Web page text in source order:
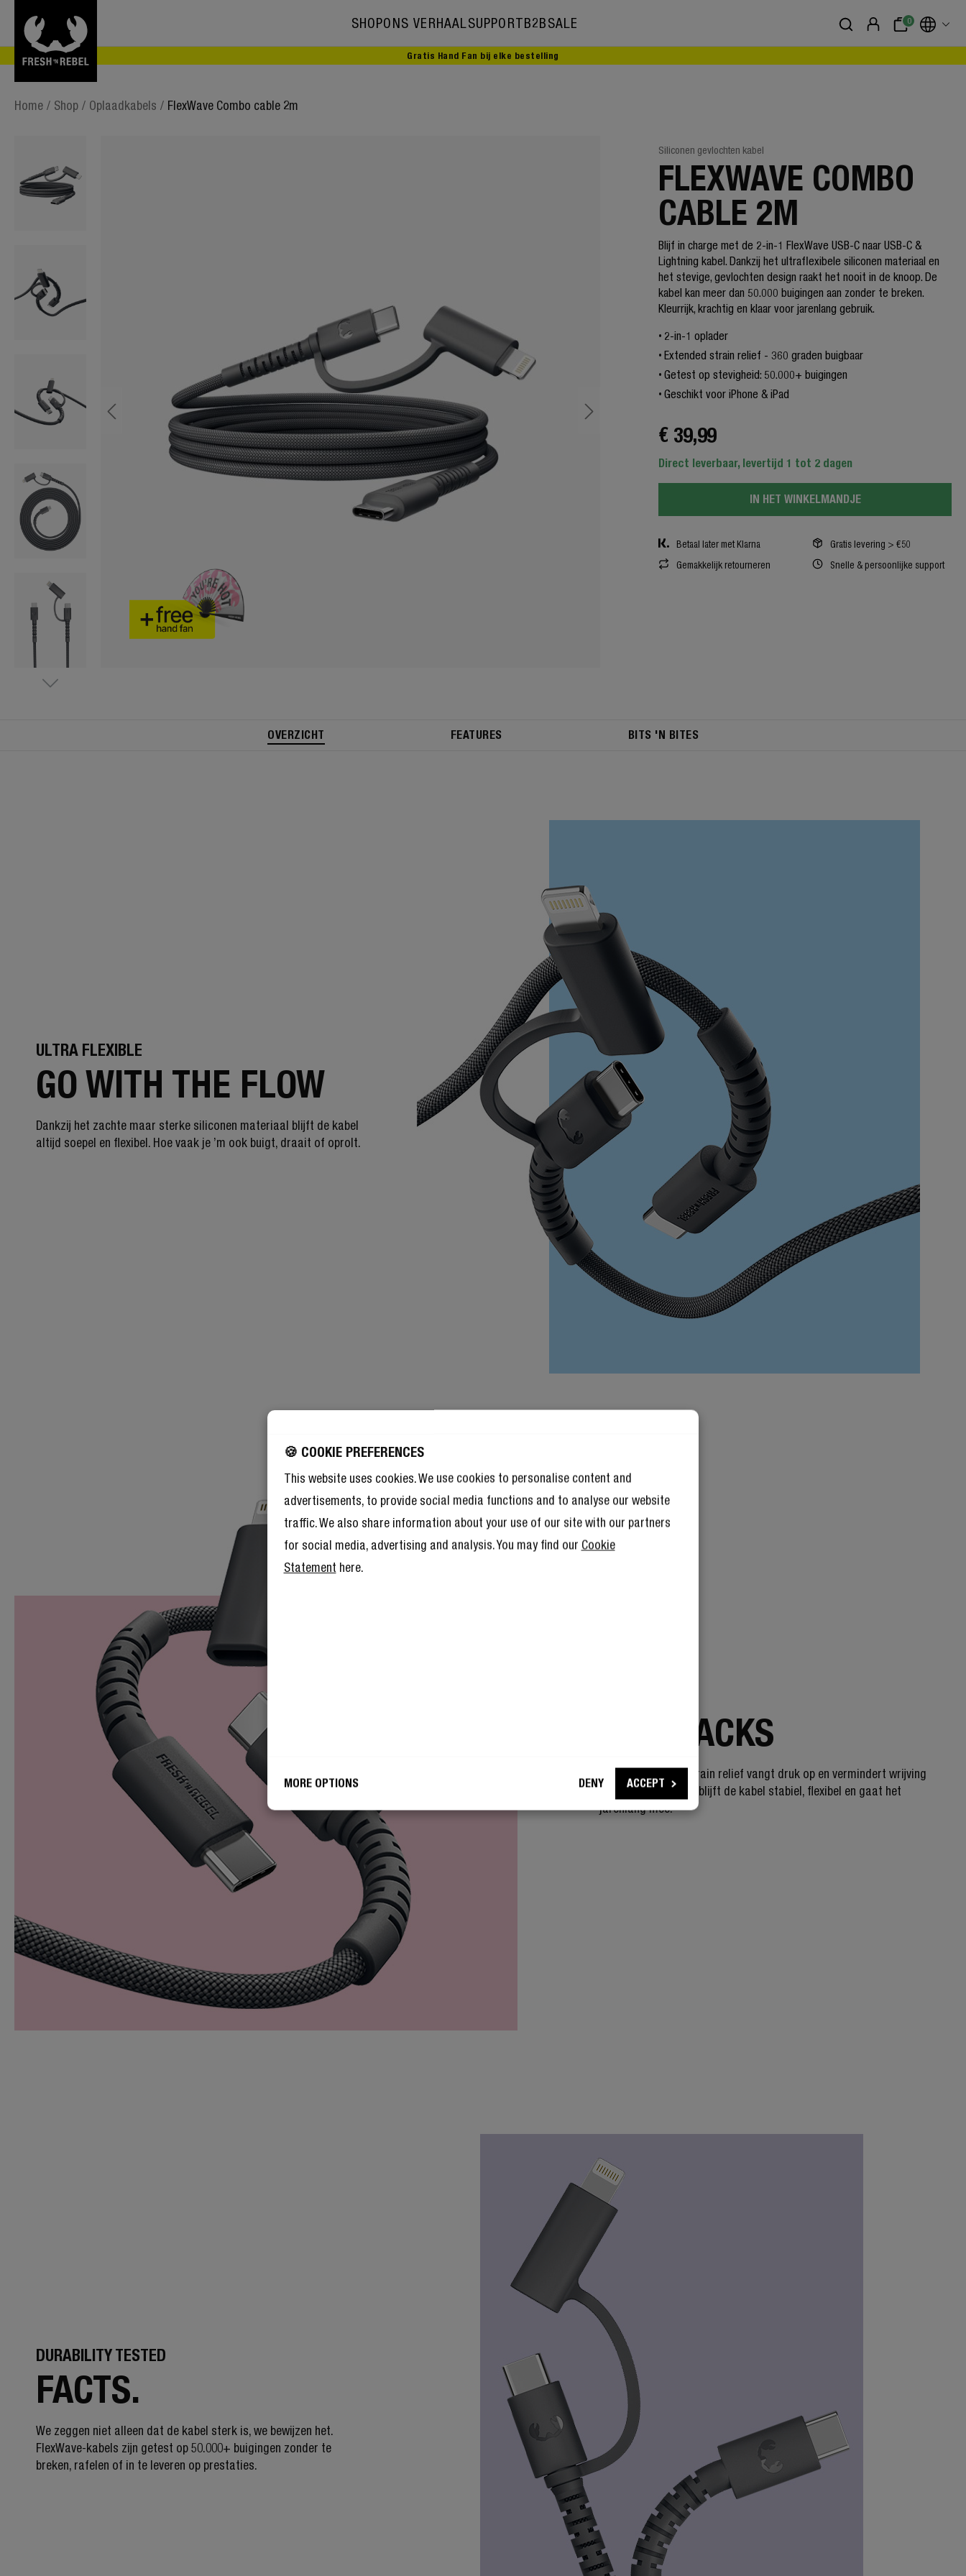
🍪 COOKIE PREFERENCES
This website uses cookies. We use cookies to personalise content and
advertisements, to provide social media functions and to analyse our website
traffic. We also share information about your use of our site with our partners
for social media, advertising and analysis. You may find our Cookie
Statement here.
MORE OPTIONS DENY ACCEPT
0
SHOPONS VERHAAL
Ons verhaal
SUPPORTB2BSALE
Gratis Hand Fan bij elke bestelling
Home / Shop / Oplaadkabels / FlexWave Combo cable 2m
Siliconen gevlochten kabel
FLEXWAVE COMBO
CABLE 2M
Blijf in charge met de 2-in-1 FlexWave USB-C naar USB-C &
Lightning kabel. Dankzij het ultraflexibele siliconen materiaal en
het stevige, gevlochten design raakt het nooit in de knoop. De
kabel kan meer dan 50.000 buigingen aan zonder te breken.
Kleurrijk, krachtig en klaar voor jarenlang gebruik.
2-in-1 oplader
Extended strain relief - 360 graden buigbaar
Getest op stevigheid: 50.000+ buigingen
Geschikt voor iPhone & iPad
€ 39,99
Direct leverbaar, levertijd 1 tot 2 dagen
IN HET WINKELMANDJE
Betaal later met Klarna
Gratis levering > €50
Gemakkelijk retourneren
Snelle & persoonlijke support
OVERZICHT FEATURES BITS 'N BITES
ULTRA FLEXIBLE
GO WITH THE FLOW
Dankzij het zachte maar sterke siliconen materiaal blijft de kabel
altijd soepel en flexibel. Hoe vaak je ’m ook buigt, draait of oprolt.
NO CRACKS
De 360° buigbare strain relief vangt druk op en vermindert wrijving
bij de connector. Zo blijft de kabel stabiel, flexibel en gaat het
jarenlang mee.
DURABILITY TESTED
FACTS.
We zeggen niet alleen dat de kabel sterk is, we bewijzen het.
FlexWave-kabels zijn getest op 50.000+ buigingen zonder te
breken, rafelen of in te leveren op prestaties.